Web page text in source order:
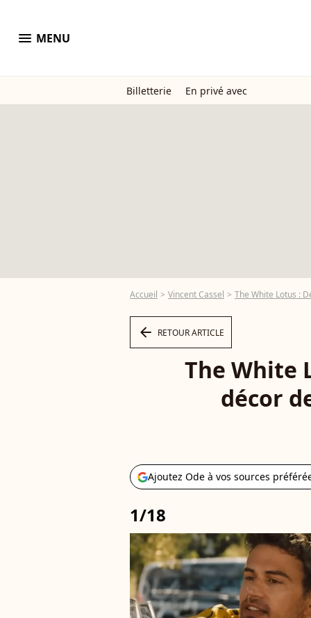
menu MENU
Billetterie En privé avec
Accueil Vincent Cassel The White Lotus :
arrow_left RETOUR ARTICLE
The White
décor
Ajoutez Ode à vos sources
1/18